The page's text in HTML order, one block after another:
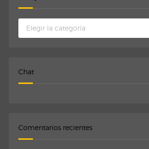
Categorias
Chat
Comentarios recientes